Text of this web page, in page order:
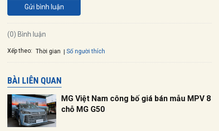
Gửi bình luận
(0) Bình luận
Xếp theo: Thời gian Số người thích
BÀI LIÊN QUAN
MG Việt Nam công bố giá bán mẫu MPV 8
chỗ MG G50